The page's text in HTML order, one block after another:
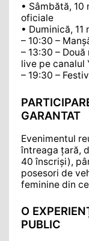
• Sâmbătă, 10
oficiale
• Duminică, 11
– 10:30 –
– 13:30 –
live pe canalul
– 19:30 –
GARANTAT
Evenimentul
întreaga țară,
40 înscriși),
posesori de
feminine din
O
PUBLIC